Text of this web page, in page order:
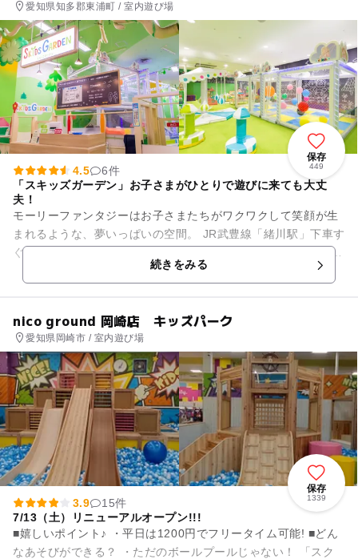
愛知県知多郡東浦町 / 室内遊び場
保存
449
4.5
6件
「スキッズガーデン」お子さまがひとりで遊びに来ても大丈
夫！
モーリーファンタジーはお子さまたちがワクワクして笑顔が生
まれるような、夢いっぱいの空間。 JR武豊線「緒川駅」下車す
ぐとアクセスの良いイオンモール東浦に出店しています。 ショ
続きをみる
nico ground 岡崎店 キッズパーク
愛知県岡崎市 / 室内遊び場
保存
1339
3.9
15件
7/13（土）リニューアルオープン!!!
■嬉しいポイント♪ ・平日は1200円でフリータイム可能! ■どん
なあそびができる？ ・ただのボールプールじゃない！ 「スク